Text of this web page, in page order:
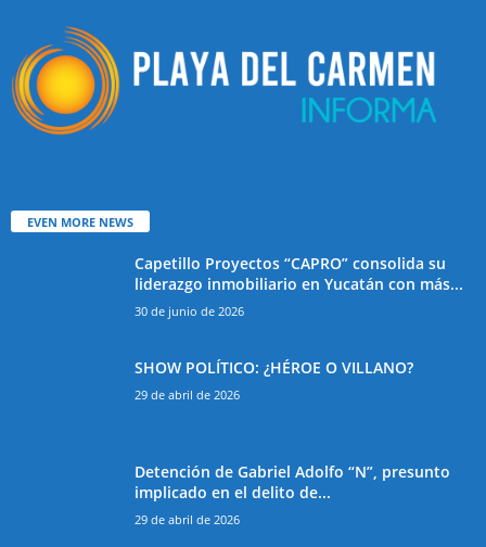
EVEN MORE NEWS
Capetillo Proyectos “CAPRO” consolida su
liderazgo inmobiliario en Yucatán con más...
30 de junio de 2026
SHOW POLÍTICO: ¿HÉROE O VILLANO?
29 de abril de 2026
Detención de Gabriel Adolfo “N”, presunto
implicado en el delito de...
29 de abril de 2026